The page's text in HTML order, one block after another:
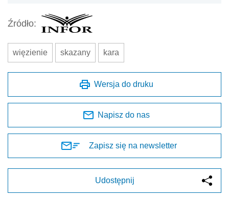
Źródło:
więzienie skazany kara
Wersja do druku
Napisz do nas
Zapisz się na newsletter
Udostępnij